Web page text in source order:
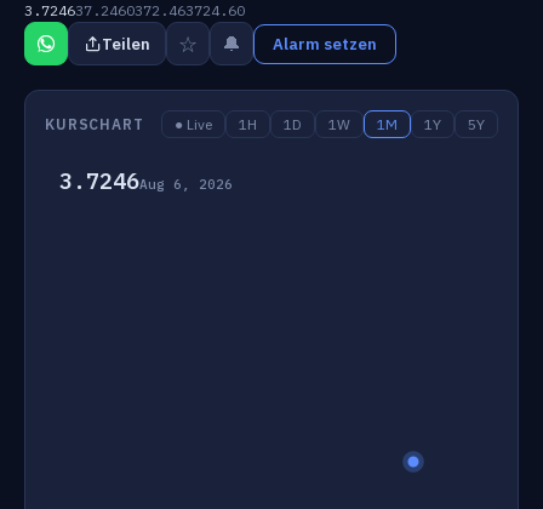
3.724637.2460372.463724.60
Teilen ☆ 🔔 Alarm setzen
KURSCHART ● Live 1H 1D 1W 1M 1Y 5Y
3.7246Aug 6, 2026